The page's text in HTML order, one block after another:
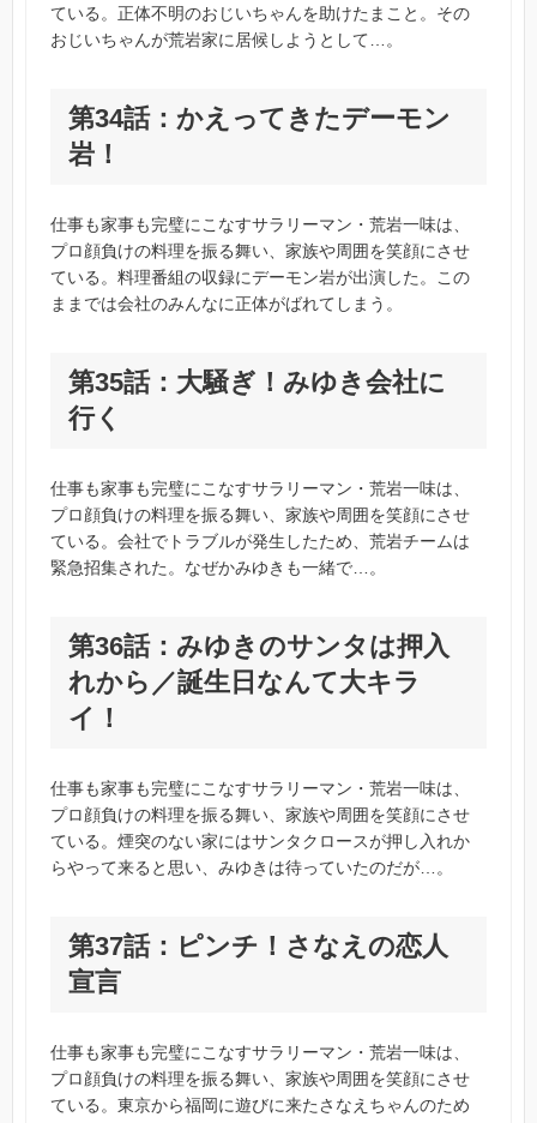
ている。正体不明のおじいちゃんを助けたまこと。その
おじいちゃんが荒岩家に居候しようとして…。
第34話：かえってきたデーモン
岩！
仕事も家事も完璧にこなすサラリーマン・荒岩一味は、
プロ顔負けの料理を振る舞い、家族や周囲を笑顔にさせ
ている。料理番組の収録にデーモン岩が出演した。この
ままでは会社のみんなに正体がばれてしまう。
第35話：大騒ぎ！みゆき会社に
行く
仕事も家事も完璧にこなすサラリーマン・荒岩一味は、
プロ顔負けの料理を振る舞い、家族や周囲を笑顔にさせ
ている。会社でトラブルが発生したため、荒岩チームは
緊急招集された。なぜかみゆきも一緒で…。
第36話：みゆきのサンタは押入
れから／誕生日なんて大キラ
イ！
仕事も家事も完璧にこなすサラリーマン・荒岩一味は、
プロ顔負けの料理を振る舞い、家族や周囲を笑顔にさせ
ている。煙突のない家にはサンタクロースが押し入れか
らやって来ると思い、みゆきは待っていたのだが…。
第37話：ピンチ！さなえの恋人
宣言
仕事も家事も完璧にこなすサラリーマン・荒岩一味は、
プロ顔負けの料理を振る舞い、家族や周囲を笑顔にさせ
ている。東京から福岡に遊びに来たさなえちゃんのため